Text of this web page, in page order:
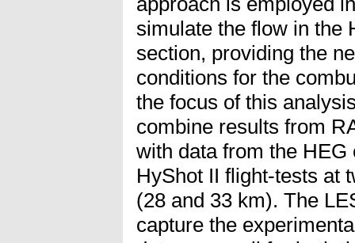
simulate the flow in the
section, providing the
conditions for the
the focus of this
combine results from
with data from the
HyShot II flight-tests at
(28 and 33 km). The
capture the